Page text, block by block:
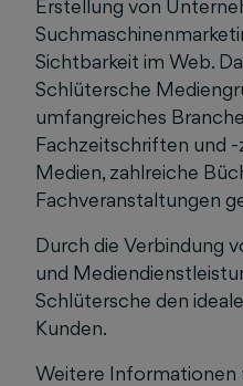
Erstellung von
Sichtbarkeit im Web.
Schlütersche
umfangreiches
Fachzeitschriften und
Medien, zahlreiche
Fachveranstaltungen
Durch die Verbindung
und
Schlütersche den
Kunden.
Weitere Informationen